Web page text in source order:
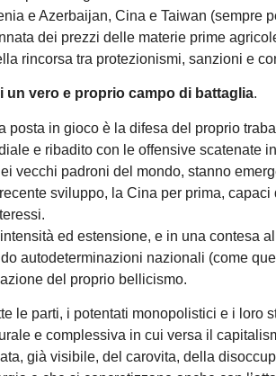
e Azerbaijan, Cina e Taiwan (sempre
dei prezzi delle materie prime
rincorsa tra protezionismi, sanzioni e
un vero e proprio campo di battaglia.
in gioco è la difesa del proprio
e ribadito con le offensive scatenate
vecchi padroni del mondo, stanno
sviluppo, la Cina per prima,
ed estensione, e in una contesa
autodeterminazioni nazionali (come
del proprio bellicismo.
le parti, i potentati monopolistici e i loro
e complessiva in cui versa il
già visibile, del carovita, della